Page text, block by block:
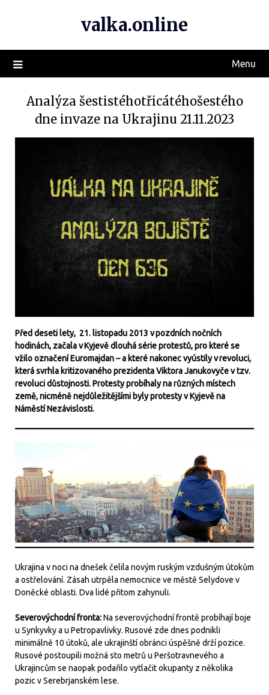
valka.online
Menu
Analýza šestistéhotřicátéhošestého
dne invaze na Ukrajinu 21.11.2023
Před deseti lety, 21. listopadu 2013 v pozdních nočních
hodinách, začala v Kyjevě dlouhá série protestů, pro které se
vžilo označení Euromajdan – a které nakonec vyústily v revoluci,
která svrhla kritizovaného prezidenta Viktora Janukovyče v tzv.
revoluci důstojnosti. Protesty probíhaly na různých místech
země, nicméně nejdůležitějšími byly protesty v Kyjevě na
Náměstí Nezávislosti.
Ukrajina v noci na dnešek čelila novým ruským vzdušným útokům
a ostřelování. Zásah utrpěla nemocnice ve městě Selydove v
Doněcké oblasti. Dva lidé přitom zahynuli.
Severovýchodní fronta:Na severovýchodní frontě probíhají boje
u Synkyvky a u Petropavlivky. Rusové zde dnes podnikli
minimálně 10 útoků, ale ukrajinští obránci úspěšně drží pozice.
Rusové postoupili možná sto metrů u Peršotravnevého a
Ukrajincům se naopak podařilo vytlačit okupanty z několika
pozic v Serebrjanském lese.